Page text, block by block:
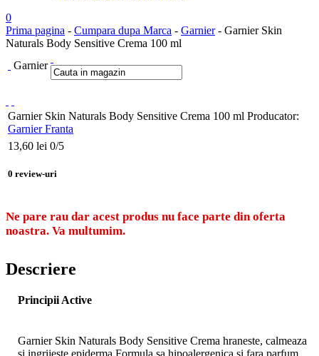
0
Prima pagina - Cumpara dupa Marca - Garnier- Garnier Skin
Naturals Body Sensitive Crema 100 ml
Garnier
Garnier Skin Naturals Body Sensitive Crema 100 ml Producator:
Garnier Franta
13,60 lei 0/5
0 review-uri
Ne pare rau dar acest produs nu face parte din oferta
noastra. Va multumim.
Descriere
Principii Active
Garnier Skin Naturals Body Sensitive Crema hraneste, calmeaza